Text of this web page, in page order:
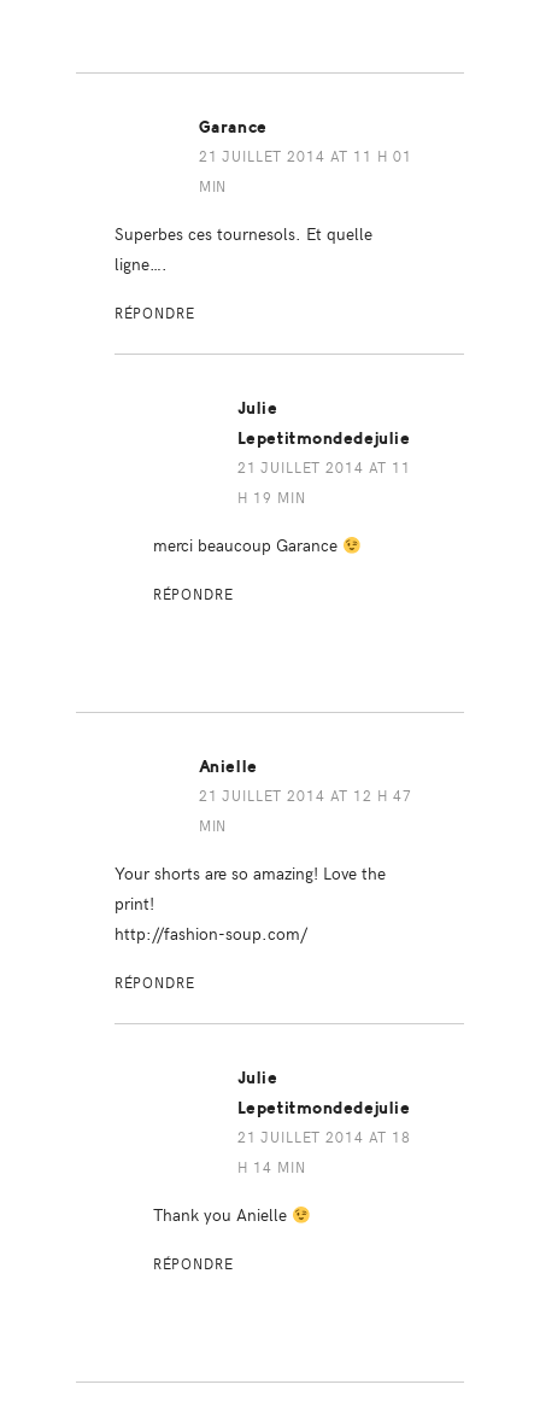
Garance
21 JUILLET 2014 AT 11 H 01
MIN
Superbes ces tournesols. Et quelle
ligne….
RÉPONDRE
Julie
Lepetitmondedejulie
21 JUILLET 2014 AT 11
H 19 MIN
merci beaucoup Garance
RÉPONDRE
Anielle
21 JUILLET 2014 AT 12 H 47
MIN
Your shorts are so amazing! Love the
print!
http://fashion-soup.com/
RÉPONDRE
Julie
Lepetitmondedejulie
21 JUILLET 2014 AT 18
H 14 MIN
Thank you Anielle
RÉPONDRE